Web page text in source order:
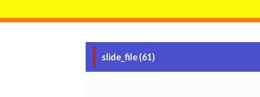
slide_file (61)